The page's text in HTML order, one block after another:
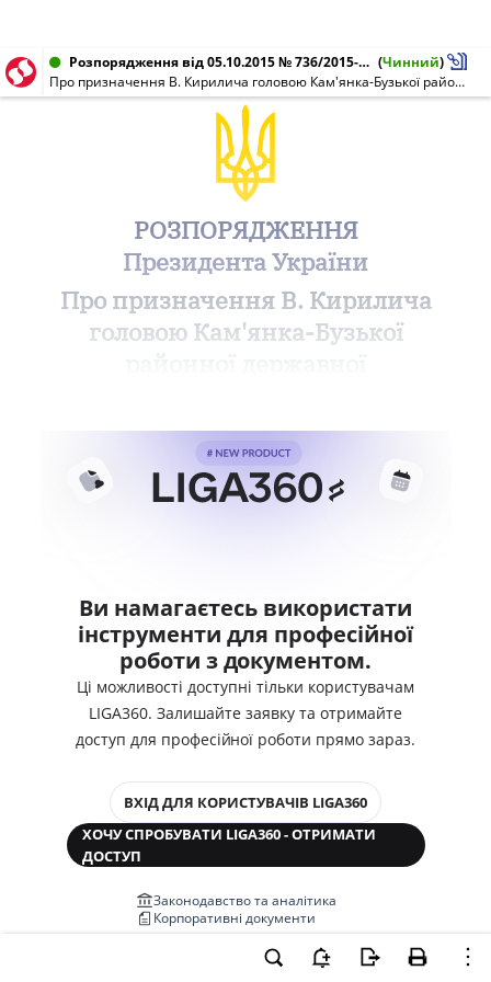
Розпорядження від 05.10.2015 № 736/2015-рп (Чинний)
Про призначення В. Кирилича головою Кам'янка-Бузької районної державної адміністрації Львівської області
РОЗПОРЯДЖЕННЯ
Президента України
Про призначення В. Кирилича
головою Кам'янка-Бузької
Ви намагаєтесь використати
інструменти для професійної
роботи з документом.
Ці можливості доступні тільки користувачам
LIGA360. Залишайте заявку та отримайте
доступ для професійної роботи прямо зараз.
ВХІД ДЛЯ КОРИСТУВАЧІВ LIGA360
ХОЧУ СПРОБУВАТИ LIGA360 - ОТРИМАТИ
ДОСТУП
Законодавство та аналітика
Корпоративні документи
Медіааналіз та репутація